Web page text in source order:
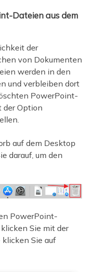
Dateien aus dem
der
von Dokumenten
werden in den
und verbleiben dort
PowerPoint-
der Option
auf dem Desktop
darauf, um den
PowerPoint-
Sie mit der
Sie auf